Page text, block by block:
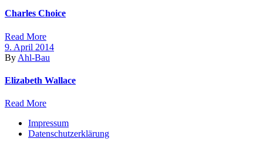
Charles Choice
Read More
9. April 2014
By Ahl-Bau
Elizabeth Wallace
Read More
Impressum
Datenschutzerklärung